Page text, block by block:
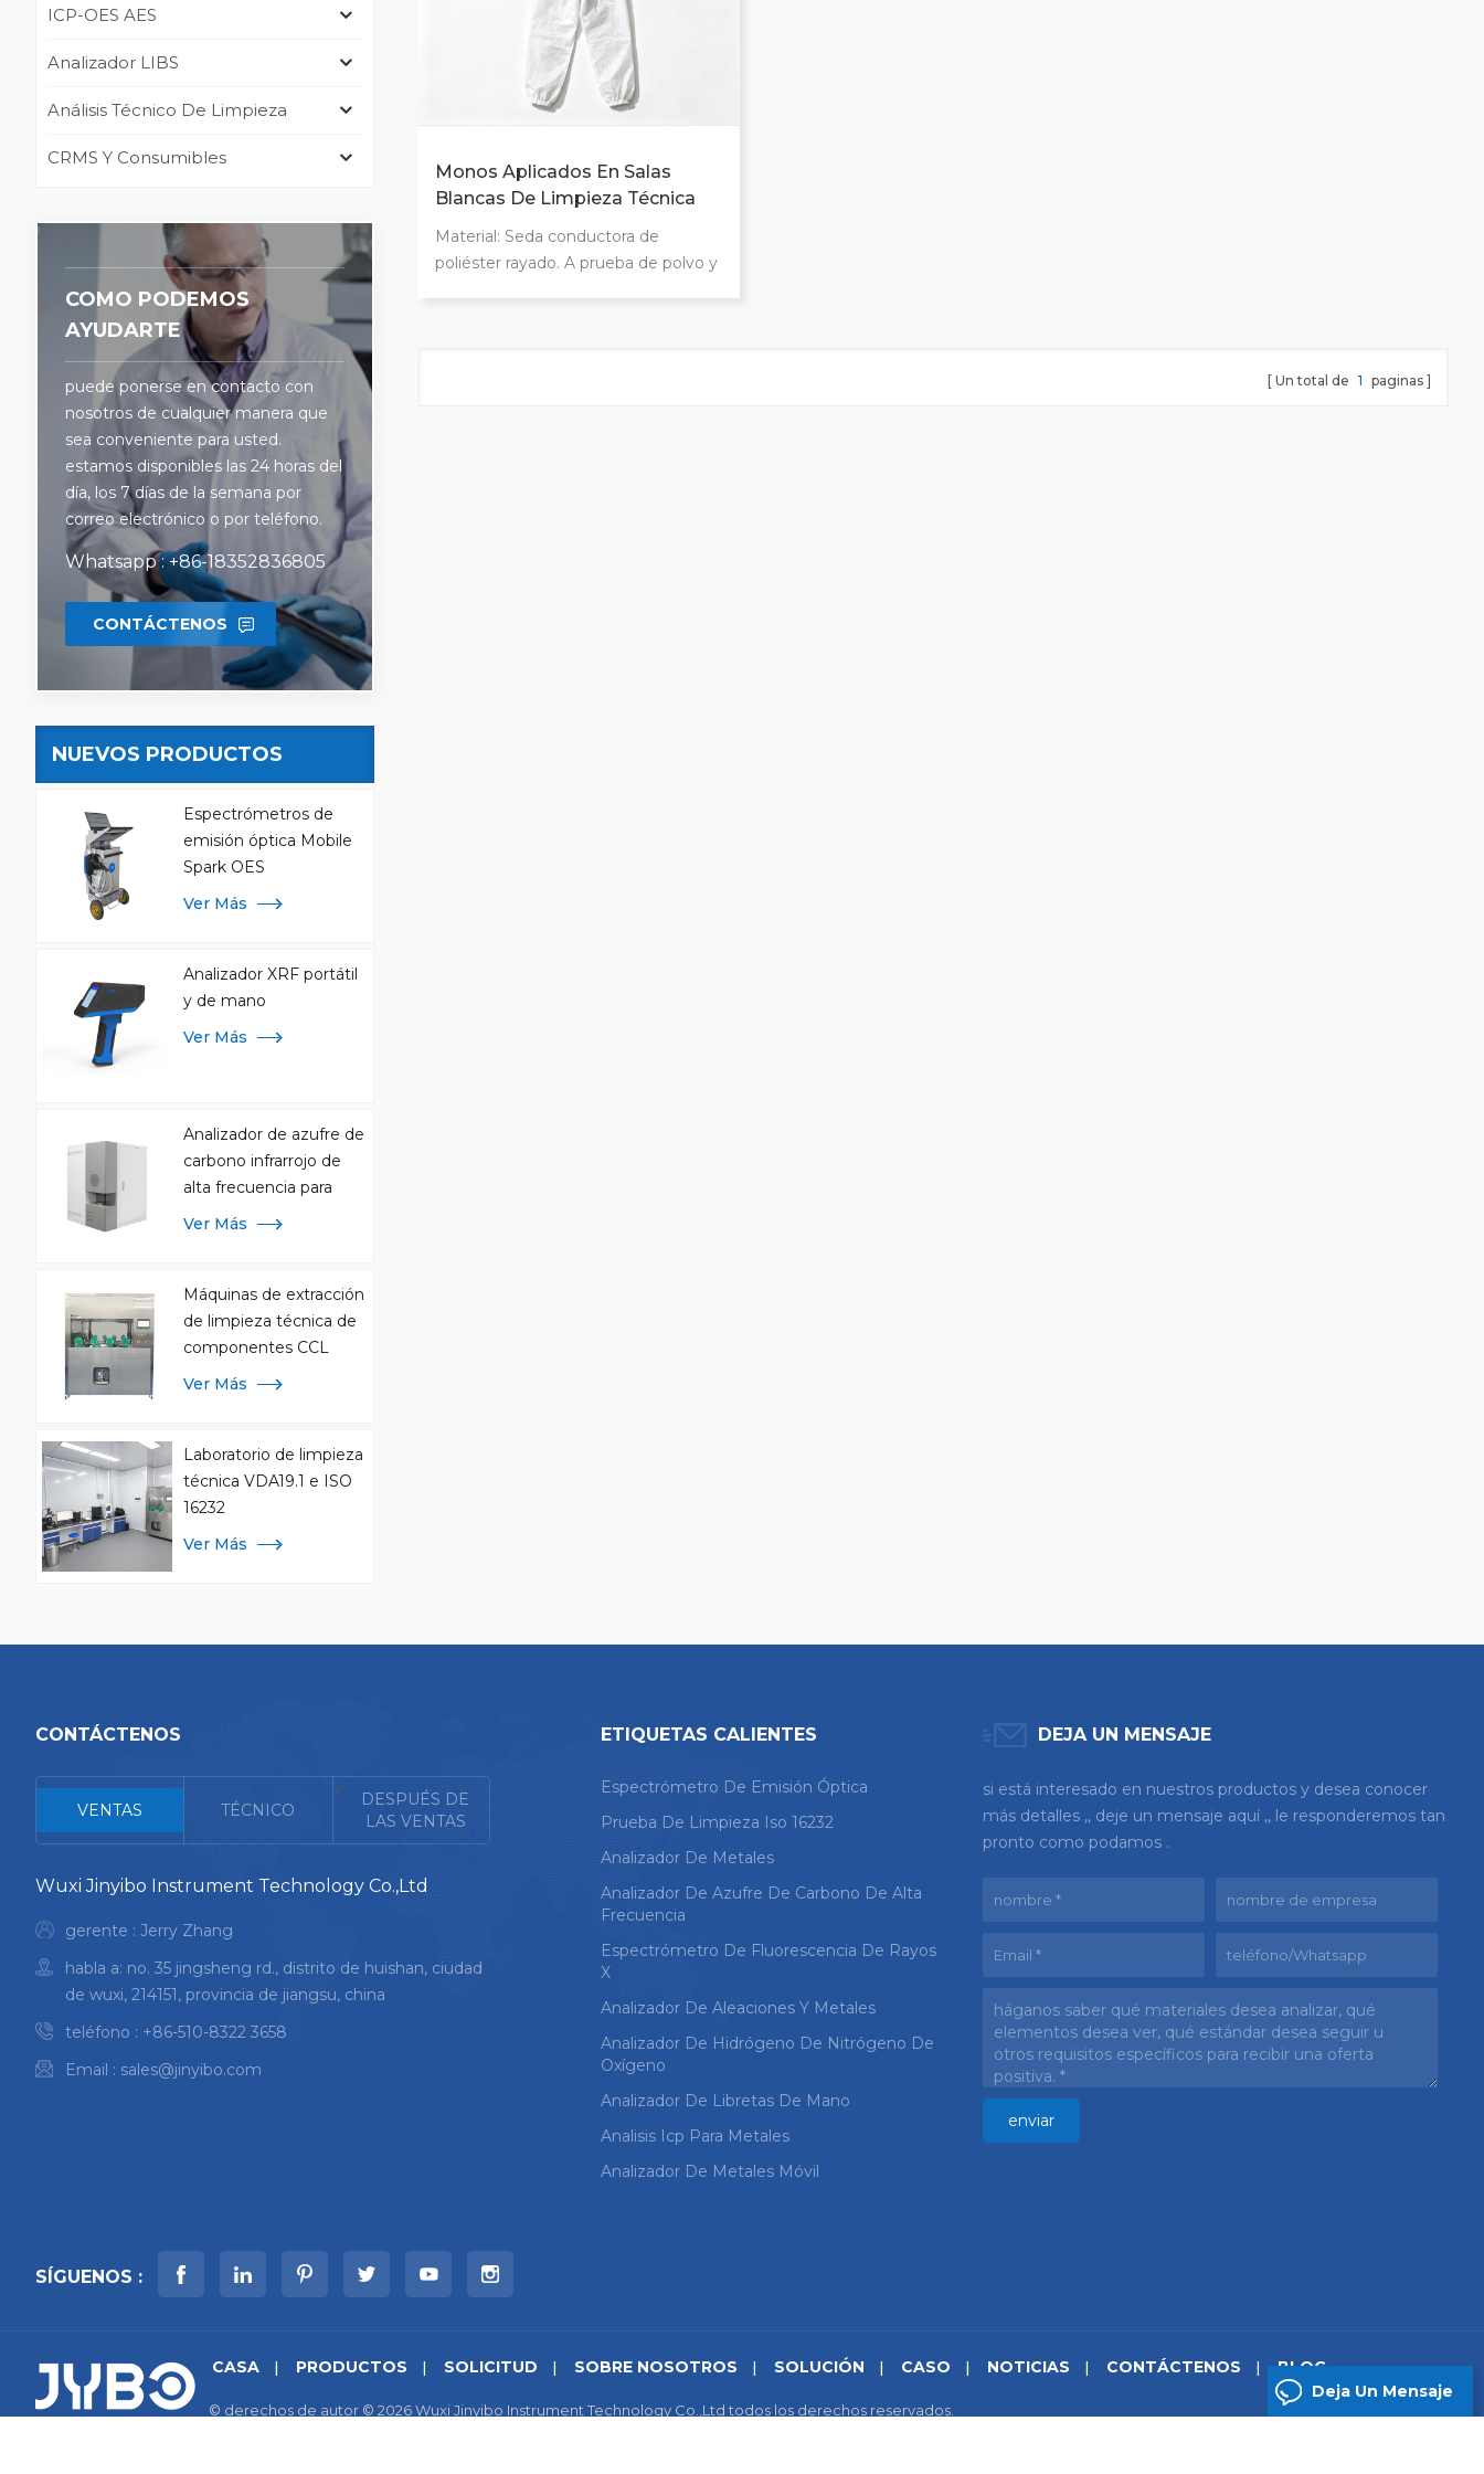
ICP-OES AES
Analizador LIBS
Análisis Técnico De Limpieza
CRMS Y Consumibles
COMO PODEMOS
AYUDARTE
puede ponerse en contacto con
nosotros de cualquier manera que
sea conveniente para usted.
estamos disponibles las 24 horas del
día, los 7 días de la semana por
correo electrónico o por teléfono.
Whatsapp : +86-18352836805
CONTÁCTENOS
NUEVOS PRODUCTOS
Espectrómetros de
emisión óptica Mobile
Spark OES
Ver Más
Analizador XRF portátil
y de mano
Ver Más
Analizador de azufre de
carbono infrarrojo de
alta frecuencia para
análisis de metales
Ver Más
Máquinas de extracción
de limpieza técnica de
componentes CCL
Ver Más
Laboratorio de limpieza
técnica VDA19.1 e ISO
16232
Ver Más
Monos Aplicados En Salas
Blancas De Limpieza Técnica
ISO16232
Material: Seda conductora de
poliéster rayado. A prueba de polvo y
Un total de 1 paginas
CONTÁCTENOS
VENTAS TÉCNICO
<
DESPUÉS DE
LAS VENTAS
Wuxi Jinyibo Instrument Technology Co.,Ltd
gerente : Jerry Zhang
habla a: no. 35 jingsheng rd., distrito de huishan, ciudad
de wuxi, 214151, provincia de jiangsu, china
teléfono : +86-510-8322 3658
Email : sales@jinyibo.com
ETIQUETAS CALIENTES
Espectrómetro De Emisión Óptica
Prueba De Limpieza Iso 16232
Analizador De Metales
Analizador De Azufre De Carbono De Alta
Frecuencia
Espectrómetro De Fluorescencia De Rayos
X
Analizador De Aleaciones Y Metales
Analizador De Hidrógeno De Nitrógeno De
Oxígeno
Analizador De Libretas De Mano
Analisis Icp Para Metales
Analizador De Metales Móvil
DEJA UN MENSAJE
si está interesado en nuestros productos y desea conocer
más detalles ,, deje un mensaje aquí ,, le responderemos tan
pronto como podamos .
SÍGUENOS :
CASA PRODUCTOS SOLICITUD SOBRE NOSOTROS SOLUCIÓN CASO NOTICIAS CONTÁCTENOS BLOG
© derechos de autor © 2026 Wuxi Jinyibo Instrument Technology Co.,Ltd todos los derechos reservados.
Deja Un Mensaje